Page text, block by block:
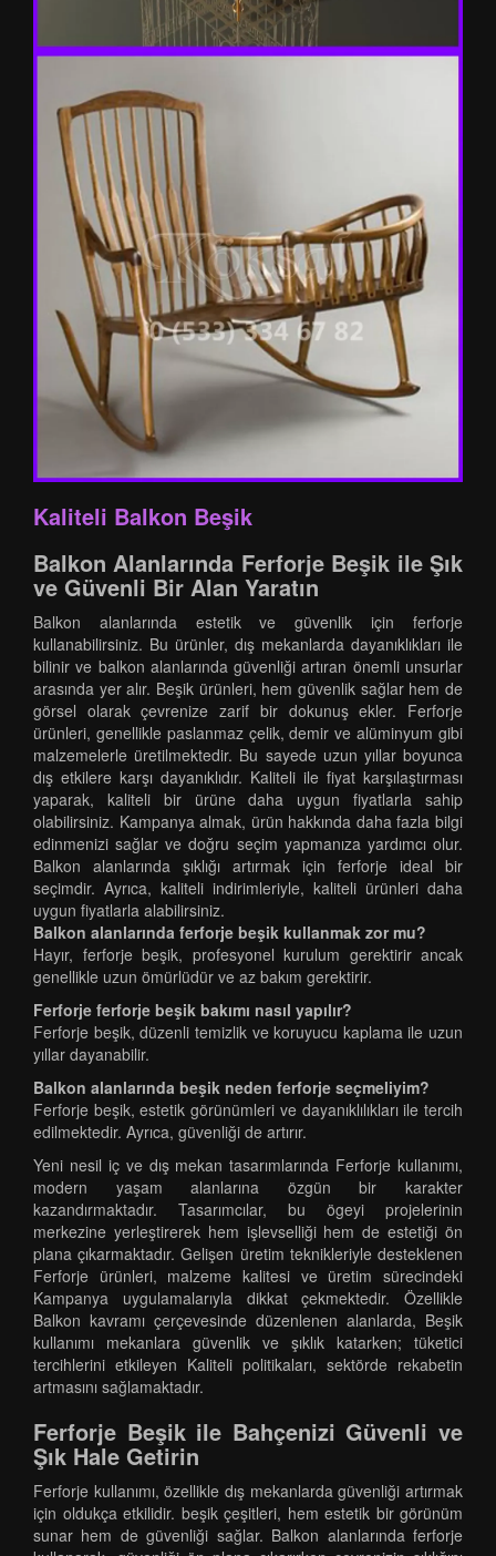
Kaliteli Balkon Beşik
Balkon Alanlarında Ferforje Beşik ile Şık
ve Güvenli Bir Alan Yaratın
Balkon alanlarında estetik ve güvenlik için ferforje
kullanabilirsiniz. Bu ürünler, dış mekanlarda dayanıklıkları ile
bilinir ve balkon alanlarında güvenliği artıran önemli unsurlar
arasında yer alır. Beşik ürünleri, hem güvenlik sağlar hem de
görsel olarak çevrenize zarif bir dokunuş ekler. Ferforje
ürünleri, genellikle paslanmaz çelik, demir ve alüminyum gibi
malzemelerle üretilmektedir. Bu sayede uzun yıllar boyunca
dış etkilere karşı dayanıklıdır. Kaliteli ile fiyat karşılaştırması
yaparak, kaliteli bir ürüne daha uygun fiyatlarla sahip
olabilirsiniz. Kampanya almak, ürün hakkında daha fazla bilgi
edinmenizi sağlar ve doğru seçim yapmanıza yardımcı olur.
Balkon alanlarında şıklığı artırmak için ferforje ideal bir
seçimdir. Ayrıca, kaliteli indirimleriyle, kaliteli ürünleri daha
uygun fiyatlarla alabilirsiniz.
Balkon alanlarında ferforje beşik kullanmak zor mu?
Hayır, ferforje beşik, profesyonel kurulum gerektirir ancak
genellikle uzun ömürlüdür ve az bakım gerektirir.
Ferforje ferforje beşik bakımı nasıl yapılır?
Ferforje beşik, düzenli temizlik ve koruyucu kaplama ile uzun
yıllar dayanabilir.
Balkon alanlarında beşik neden ferforje seçmeliyim?
Ferforje beşik, estetik görünümleri ve dayanıklılıkları ile tercih
edilmektedir. Ayrıca, güvenliği de artırır.
Yeni nesil iç ve dış mekan tasarımlarında Ferforje kullanımı,
modern yaşam alanlarına özgün bir karakter
kazandırmaktadır. Tasarımcılar, bu ögeyi projelerinin
merkezine yerleştirerek hem işlevselliği hem de estetiği ön
plana çıkarmaktadır. Gelişen üretim teknikleriyle desteklenen
Ferforje ürünleri, malzeme kalitesi ve üretim sürecindeki
Kampanya uygulamalarıyla dikkat çekmektedir. Özellikle
Balkon kavramı çerçevesinde düzenlenen alanlarda, Beşik
kullanımı mekanlara güvenlik ve şıklık katarken; tüketici
tercihlerini etkileyen Kaliteli politikaları, sektörde rekabetin
artmasını sağlamaktadır.
Ferforje Beşik ile Bahçenizi Güvenli ve
Şık Hale Getirin
Ferforje kullanımı, özellikle dış mekanlarda güvenliği artırmak
için oldukça etkilidir. beşik çeşitleri, hem estetik bir görünüm
sunar hem de güvenliği sağlar. Balkon alanlarında ferforje